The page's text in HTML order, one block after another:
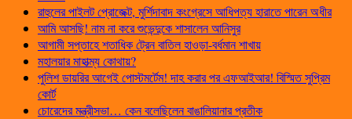
রাহুলের পাইলট প্রোজেক্ট, মুর্শিদাবাদ কংগ্রেসে আধিপত্য হারাতে পারেন অধীর
আমি আসছি! নাম না করে শুভেন্দুকে শাসালেন আনিসুর
আগামী সপ্তাহে শতাধিক ট্রেন বাতিল হাওড়া-বর্ধমান শাখায়
মহালয়ার মাহাত্ম্য কোথায়?
পুলিশ ডায়রির আগেই পোস্টমর্টেম! দাহ করার পর এফআইআর! বিস্মিত সুপ্রিম
কোর্ট
চোরেদের মন্ত্রীসভা… কেন বলেছিলেন বাঙালিয়ানার প্রতীক